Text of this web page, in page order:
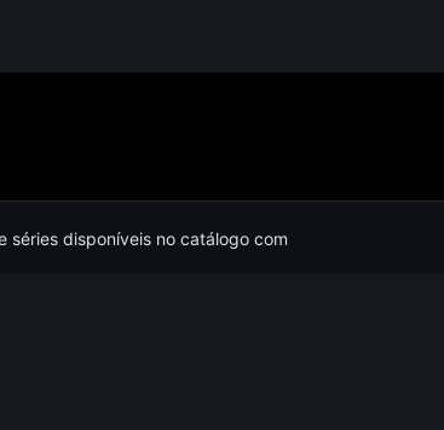
séries disponíveis no catálogo com